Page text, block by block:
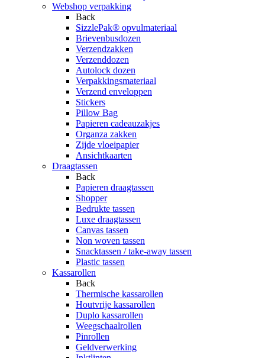
Webshop verpakking
Back
SizzlePak® opvulmateriaal
Brievenbusdozen
Verzendzakken
Verzenddozen
Autolock dozen
Verpakkingsmateriaal
Verzend enveloppen
Stickers
Pillow Bag
Papieren cadeauzakjes
Organza zakken
Zijde vloeipapier
Ansichtkaarten
Draagtassen
Back
Papieren draagtassen
Shopper
Bedrukte tassen
Luxe draagtassen
Canvas tassen
Non woven tassen
Snacktassen / take-away tassen
Plastic tassen
Kassarollen
Back
Thermische kassarollen
Houtvrije kassarollen
Duplo kassarollen
Weegschaalrollen
Pinrollen
Geldverwerking